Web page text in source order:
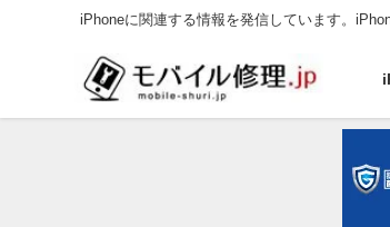
iPhoneに関連する情報を発信しています。